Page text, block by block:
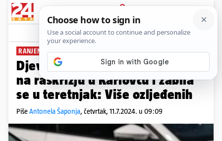
PRIJAVA
News Komentari
RANJENI SU MALOLJETNICI
Djevojka (18) oduzela prednost
na raskrižju u Karlovcu i zabila
se u teretnjak: Više ozljeđenih
PišeAntonela Šaponja, četvrtak, 11.7.2024. u 09:09